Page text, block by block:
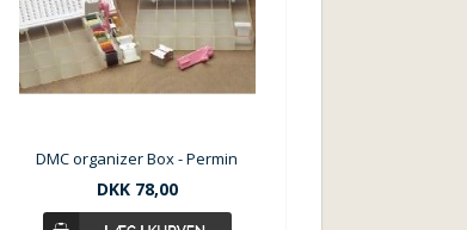
DMC organizer Box - Permin
DKK 78,00